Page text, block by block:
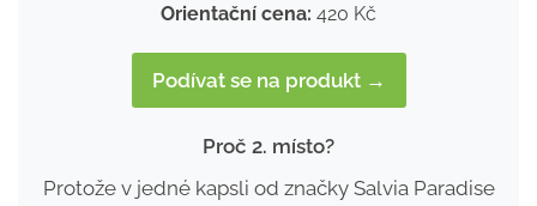
Orientační cena: 420 Kč
Podívat se na produkt →
Proč 2. místo?
Protože v jedné kapsli od značky Salvia Paradise